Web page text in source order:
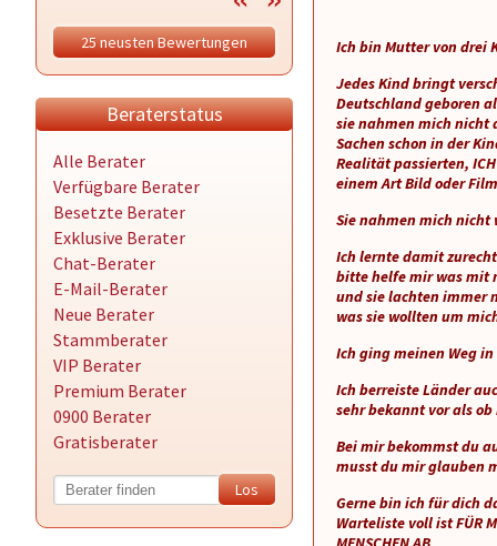
25 neusten Bewertungen
Beraterstatus
Alle Berater
Verfügbare Berater
Besetzte Berater
Exklusive Berater
Chat-Berater
E-Mail-Berater
Neue Berater
Stammberater
VIP Berater
Premium Berater
0900 Berater
Gratisberater
Ich bin Mutter von drei
Jedes Kind bringt
Deutschland geboren
sie nahmen mich nicht
Sachen schon in der
Realität passierten, ICH
einem Art Bild oder
Sie nahmen mich nicht
Ich lernte damit
bitte helfe mir was mit
und sie lachten immer
was sie wollten um
Ich ging meinen Weg in
Ich berreiste Länder
sehr bekannt vor als
Bei mir bekommst du
musst du mir glauben
Gerne bin ich für dich
Warteliste voll ist FÜR